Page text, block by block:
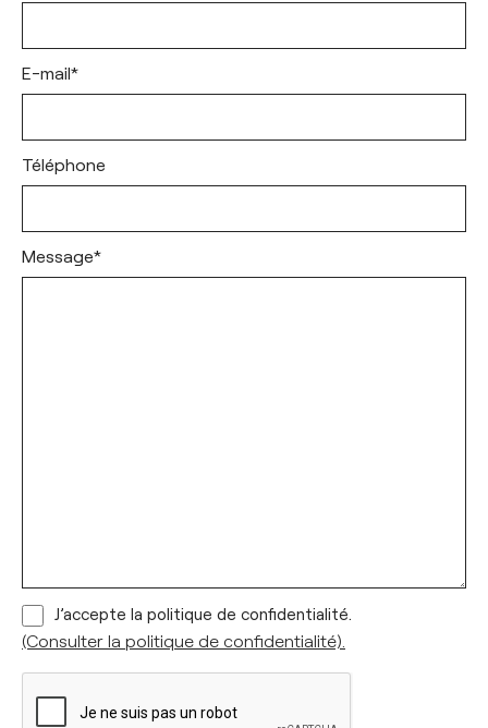
E-mail*
Téléphone
Message*
(Consulter
la
politique
J’accepte la politique de confidentialité.
(Consulter la politique de confidentialité).